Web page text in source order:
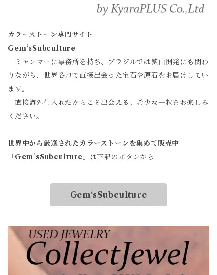
カラーストーン専門サイト
Gem‘sSubculture
ミャンマーに事務所を持ち、ブラジルでは鉱山開発にも関わ
りながら、世界各地で直接出会った宝石や原石をお届けしてい
ます。
直接海外仕入れだからこそ出会える、希少な一粒をお楽しみ
ください。
世界中から厳選されたカラーストーンを集めて販売中
「Gem‘sSubculture 」は下記のボタンから
Gem‘sSubculture